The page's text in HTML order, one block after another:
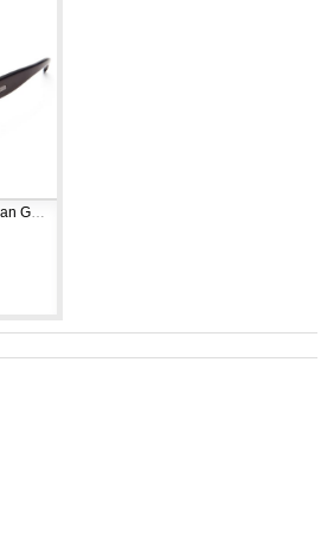
Cerruti 1881 CE553 02 Bayan Güneş Gözlüğü